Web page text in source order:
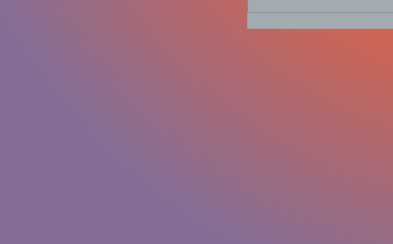
Guanajuato,...